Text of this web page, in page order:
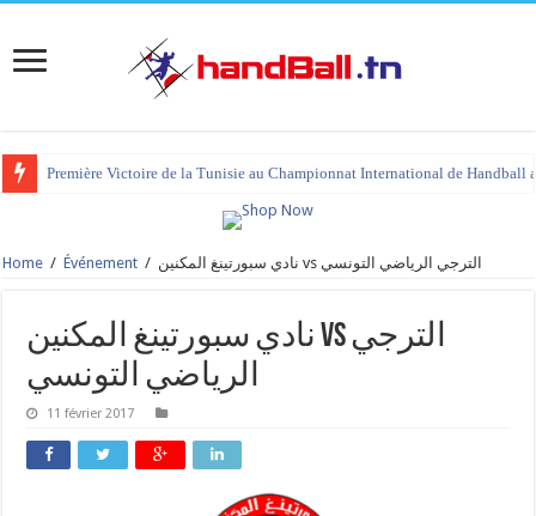
Première Victoire de la Tunisie au Championnat International de Handball
Home / Événement / نادي سبورتينغ المكنين vs الترجي الرياضي التونسي
نادي سبورتينغ المكنين vs الترجي
الرياضي التونسي
11 février 2017